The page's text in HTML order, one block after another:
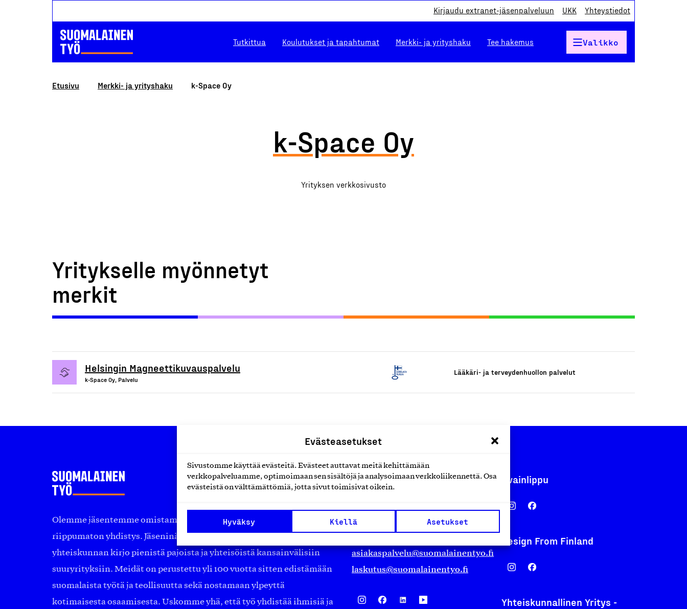
Evästeasetukset
Sivustomme käyttää evästeitä. Evästeet auttavat meitä kehittämään
verkkopalveluamme, optimoimaan sen sisältöjä ja analysoimaan verkkoliikennettä. Osa
evästeistä on välttämättömiä, jotta sivut toimisivat oikein.
Hyväksy Kiellä Asetukset
Kirjaudu extranet-jäsenpalveluun UKK Yhteystiedot
Tutkittua Koulutukset ja tapahtumat Merkki- ja yrityshaku Tee hakemus Valikko
Etusivu Merkki- ja yrityshaku k-Space Oy
k-Space Oy
Yrityksen verkkosivusto
Yritykselle myönnetyt
merkit
Helsingin Magneettikuvauspalvelu
k-Space Oy, Palvelu
Lääkäri- ja terveydenhuollon palvelut
Olemme jäsentemme omistama puolueeton, työmarkkinajärjestöistä
riippumaton yhdistys. Jäseninämme on koko suomalaisen
yhteiskunnan kirjo pienistä pajoista ja yhteisöistä kansainvälisiin
suuryrityksiin. Meidät on perustettu yli 100 vuotta sitten edistämään
suomalaista työtä ja teollisuutta sekä nostamaan ylpeyttä
kotimaisesta osaamisesta. Uskomme yhä, että työ yhdistää ihmisiä ja
Suomalainen työ ry
00130 Helsinki
asiakaspalvelu@suomalainentyo.fi
laskutus@suomalainentyo.fi
Avainlippu
Design From Finland
Yhteiskunnallinen Yritys -